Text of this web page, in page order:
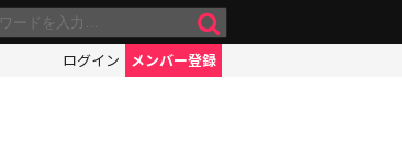
ログイン メンバー登録